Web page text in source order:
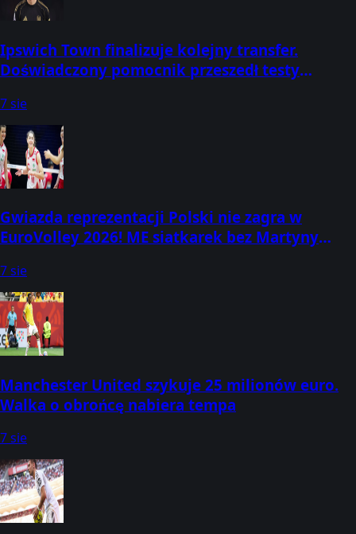
Ipswich Town finalizuje kolejny transfer.
Doświadczony pomocnik przeszedł testy
7 sie
Gwiazda reprezentacji Polski nie zagra w
EuroVolley 2026! ME siatkarek bez Martyny
7 sie
Manchester United szykuje 25 milionów euro.
Walka o obrońcę nabiera tempa
7 sie